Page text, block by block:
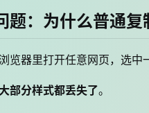
题：为什么普通复
览器里打开任意网页，选中
部分样式都丢失了。